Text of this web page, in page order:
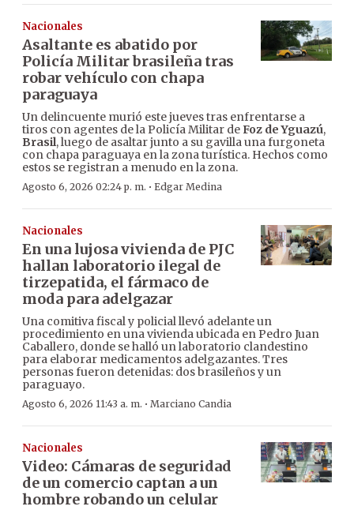
Nacionales
Asaltante es abatido por
Policía Militar brasileña tras
robar vehículo con chapa
paraguaya
Un delincuente murió este jueves tras enfrentarse a
tiros con agentes de la Policía Militar deFoz de Yguazú,
Brasil, luego de asaltar junto a su gavilla una furgoneta
con chapa paraguaya en la zona turística. Hechos como
estos se registran a menudo en la zona.
Agosto 6, 2026 02:24 p. m. · Edgar Medina
Nacionales
En una lujosa vivienda de PJC
hallan laboratorio ilegal de
tirzepatida, el fármaco de
moda para adelgazar
Una comitiva fiscal y policial llevó adelante un
procedimiento en una vivienda ubicada en Pedro Juan
Caballero, donde se halló un laboratorio clandestino
para elaborar medicamentos adelgazantes. Tres
personas fueron detenidas: dos brasileños y un
paraguayo.
Agosto 6, 2026 11:43 a. m. · Marciano Candia
Nacionales
Video: Cámaras de seguridad
de un comercio captan a un
hombre robando un celular